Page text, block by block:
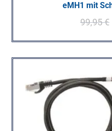
eMH1 mit
99,95€